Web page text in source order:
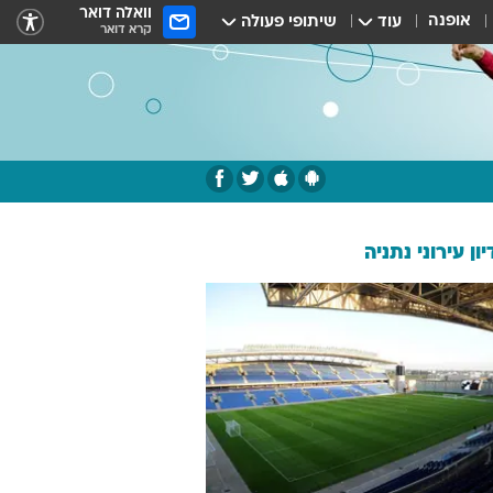
אופנה עוד שיתופי פעולה וואלה דואר
קרא דואר
עירוני נתניה